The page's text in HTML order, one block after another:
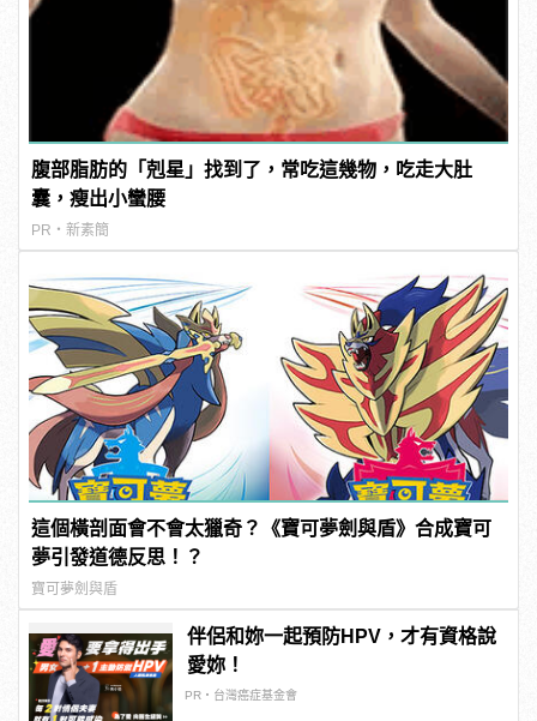
腹部脂肪的「剋星」找到了，常吃這幾物，吃走大肚
囊，瘦出小蠻腰
PR・新素簡
這個橫剖面會不會太獵奇？《寶可夢劍與盾》合成寶可
夢引發道德反思！？
寶可夢劍與盾
伴侶和妳一起預防HPV，才有資格說
愛妳！
PR・台灣癌症基金會